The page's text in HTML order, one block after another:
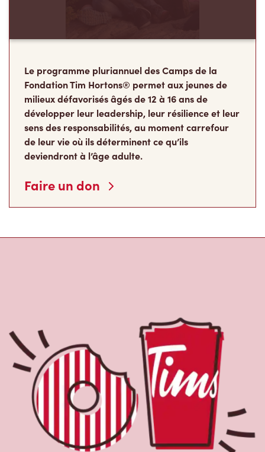
Le programme pluriannuel des Camps de la
Fondation Tim Hortons® permet aux jeunes de
milieux défavorisés âgés de 12 à 16 ans de
développer leur leadership, leur résilience et leur
sens des responsabilités, au moment carrefour
de leur vie où ils déterminent ce qu’ils
deviendront à l’âge adulte.
Faire un don